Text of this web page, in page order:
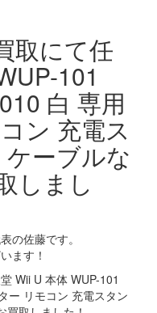
取にて任
101
白 専用
ン 充電ス
ーブルな
しまし
の佐藤です。
ます！
Wii U 本体 WUP-101
ー リモコン 充電スタン